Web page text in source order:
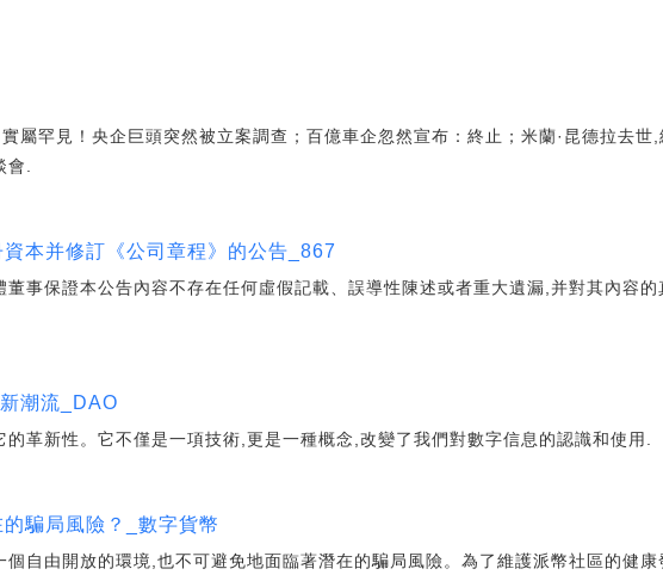
屬罕見！央企巨頭突然被立案調查；百億車企忽然宣布：終止；米蘭·昆德拉去世
.
本并修訂《公司章程》的公告_867
保證本公告內容不存在任何虛假記載、誤導性陳述或者重大遺漏,并對其內容的
潮流_DAO
革新性。它不僅是一項技術,更是一種概念,改變了我們對數字信息的認識和使用.
騙局風險？_數字貨幣
自由開放的環境,也不可避免地面臨著潛在的騙局風險。為了維護派幣社區的健康